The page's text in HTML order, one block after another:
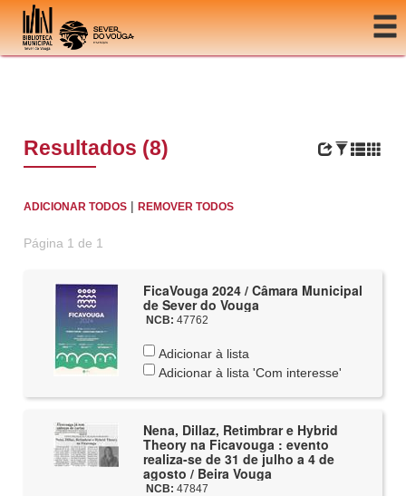
Ir para o conteúdo
Resultados (8)
ADICIONAR TODOS |REMOVER TODOS
Página 1 de 1
FicaVouga 2024 / Câmara Municipal
de Sever do Vouga
NCB: 47762
Adicionar à lista
Adicionar à lista 'Com interesse'
Nena, Dillaz, Retimbrar e Hybrid
Theory na Ficavouga : evento
realiza-se de 31 de julho a 4 de
agosto / Beira Vouga
NCB: 47847